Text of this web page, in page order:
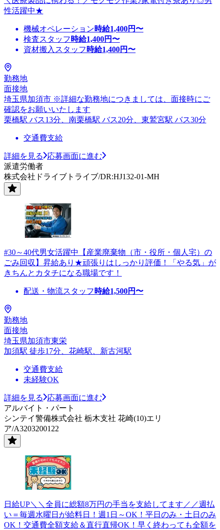
性活躍中★
機械オペレーション時給1,400円〜
検査スタッフ 時給1,400円〜
資材搬入スタッフ 時給1,400円〜
勤務地
面接地
埼玉県加須市 ※詳細な勤務地につきましては、面接時にご
確認をお願いいたします
栗橋駅 バス13分、南栗橋駅 バス20分、東鷲宮駅 バス30分
交通費支給
詳細を見る
応募画面に進む
派遣労働者
株式会社ドライブトライブ/DR:HJ132-01-MH
#30～40代男女活躍中【産業廃棄物（市・役所・個人宅）の
ごみ回収】昇給あり★頑張りはしっかり評価！「やる気」が
きちんとカタチになる職場です！
配送・物流スタッフ 時給1,500円〜
勤務地
面接地
埼玉県加須市東栄
加須駅 徒歩17分、花崎駅、新古河駅
交通費支給
未経験OK
詳細を見る
応募画面に進む
アルバイト・パート
シンテイ警備株式会社 栃木支社 花崎(10)エリ
ア/A3203200122
日給UP＼＼全員に総額8万円の手当を支給してます／／週払
い＝毎週水曜日が給料日！週1日～OK！平日のみ・土日のみ
OK！交通費全額支給＆直行直帰OK！早く終わっても全額を